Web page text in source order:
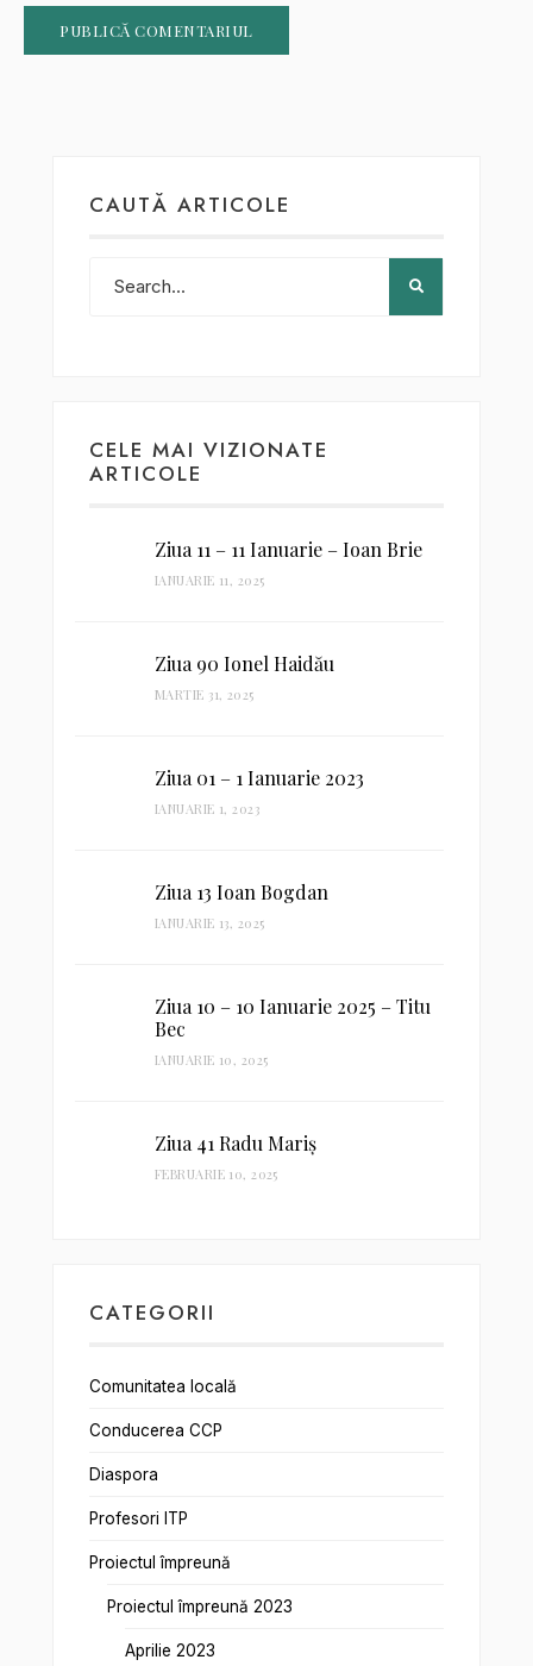
CAUTĂ ARTICOLE
CELE MAI VIZIONATE
ARTICOLE
Ziua 11 – 11 Ianuarie – Ioan Brie
IANUARIE 11, 2025
Ziua 90 Ionel Haidău
MARTIE 31, 2025
Ziua 01 – 1 Ianuarie 2023
IANUARIE 1, 2023
Ziua 13 Ioan Bogdan
IANUARIE 13, 2025
Ziua 10 – 10 Ianuarie 2025 – Titu
Bec
IANUARIE 10, 2025
Ziua 41 Radu Mariș
FEBRUARIE 10, 2025
CATEGORII
Comunitatea locală
Conducerea CCP
Diaspora
Profesori ITP
Proiectul împreună
Proiectul împreună 2023
Aprilie 2023